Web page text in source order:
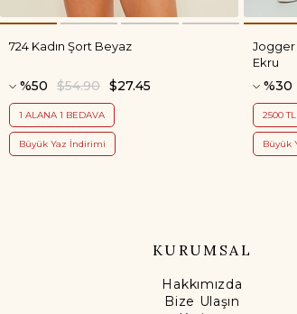
724 Kadın Şort Beyaz
%50 $27.45
$54.90
1 ALANA 1 BEDAVA
Büyük Yaz İndirimi
Jogger
Ekru
%30
2500
Büyük
KURUMSAL
Hakkımızda
Bize Ulaşın